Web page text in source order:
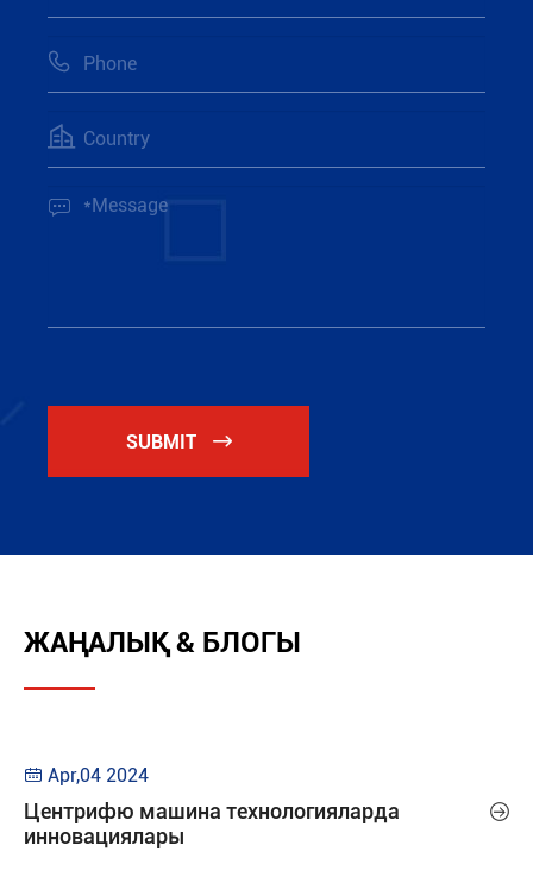



SUBMIT 
ЖАҢАЛЫҚ & БЛОГЫ
 Apr,04 2024
Центрифю машина технологияларда
инновациялары
